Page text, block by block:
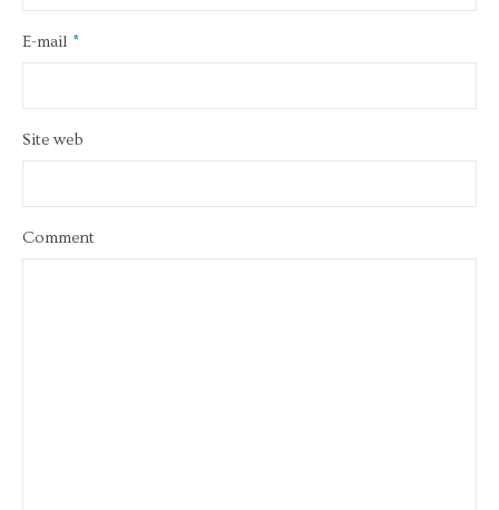
E-mail *
Site web
Comment